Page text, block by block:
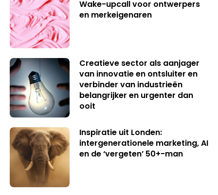
Wake-upcall voor ontwerpers
en merkeigenaren
Creatieve sector als aanjager
van innovatie en ontsluiter en
verbinder van industrieën
belangrijker en urgenter dan
ooit
Inspiratie uit Londen:
intergenerationele marketing, AI
en de ‘vergeten’ 50+-man